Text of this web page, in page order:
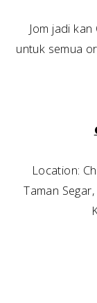
Jom jadi
untuk semua
Location:
Taman